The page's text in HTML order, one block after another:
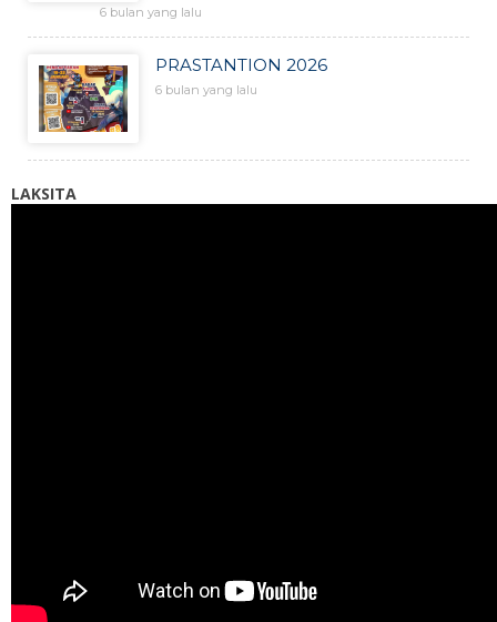
6 bulan yang lalu
PRASTANTION 2026
6 bulan yang lalu
LAKSITA